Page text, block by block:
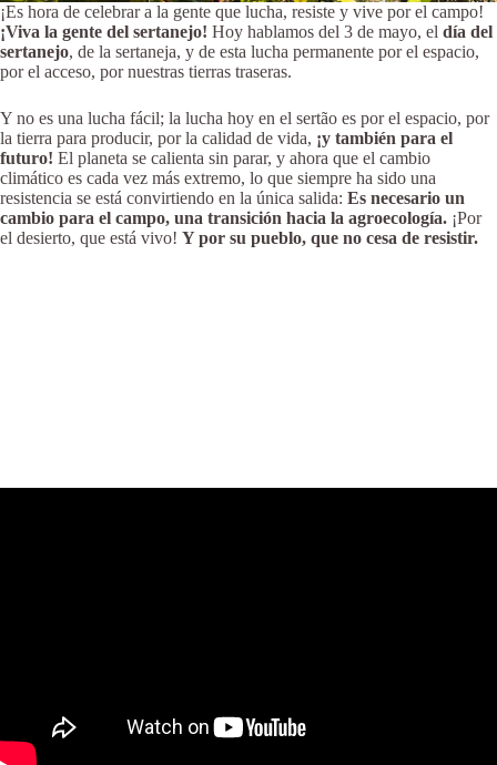
¡Es hora de celebrar a la gente que lucha, resiste y vive por el campo!
¡Viva la gente del sertanejo! Hoy hablamos del 3 de mayo, el día del
sertanejo, de la sertaneja, y de esta lucha permanente por el espacio,
por el acceso, por nuestras tierras traseras.
Y no es una lucha fácil; la lucha hoy en el sertão es por el espacio, por
la tierra para producir, por la calidad de vida, ¡y también para el
futuro! El planeta se calienta sin parar, y ahora que el cambio
climático es cada vez más extremo, lo que siempre ha sido una
resistencia se está convirtiendo en la única salida: Es necesario un
cambio para el campo, una transición hacia la agroecología. ¡Por
el desierto, que está vivo! Y por su pueblo, que no cesa de resistir.